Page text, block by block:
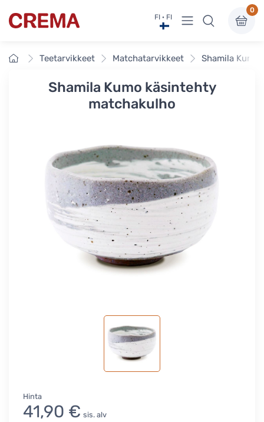
Crema FI · FI Näytä valikko
0
EtusivuTeetarvikkeet Matchatarvikkeet Shamila
Shamila Kumo käsintehty
matchakulho
Hinta
41,90 € sis. alv